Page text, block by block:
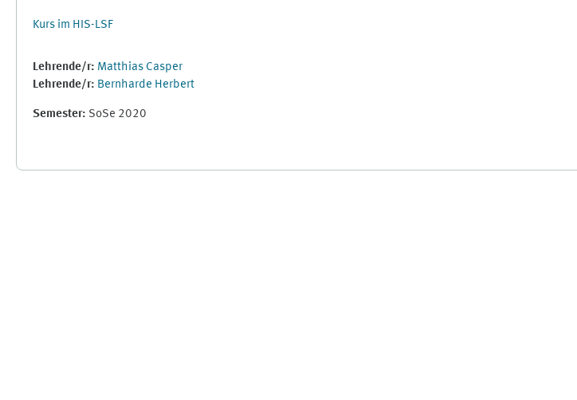
Kurs im HIS-LSF
Lehrende/r: Matthias Casper
Lehrende/r: Bernharde Herbert
Semester: SoSe 2020